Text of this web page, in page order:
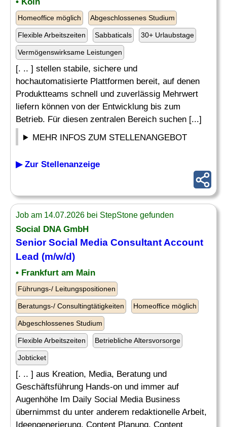
Homeoffice möglich Abgeschlossenes Studium
Flexible Arbeitszeiten Sabbaticals 30+ Urlaubstage
Vermögenswirksame Leistungen
[. .. ] stellen stabile, sichere und
hochautomatisierte Plattformen bereit, auf denen
Produktteams schnell und zuverlässig Mehrwert
liefern können von der Entwicklung bis zum
Betrieb. Für diesen zentralen Bereich suchen [...]
MEHR INFOS ZUM STELLENANGEBOT
▶ Zur Stellenanzeige
Job am 14.07.2026 bei StepStone gefunden
Social DNA GmbH
Senior Social Media Consultant Account
Lead (m/w/d)
• Frankfurt am Main
Führungs-/ Leitungspositionen
Beratungs-/ Consultingtätigkeiten Homeoffice möglich
Abgeschlossenes Studium
Flexible Arbeitszeiten Betriebliche Altersvorsorge
Jobticket
[. .. ] aus Kreation, Media, Beratung und
Geschäftsführung Hands-on und immer auf
Augenhöhe Im Daily Social Media Business
übernimmst du unter anderem redaktionelle Arbeit,
Ideengenerierung, Content Planung, Content